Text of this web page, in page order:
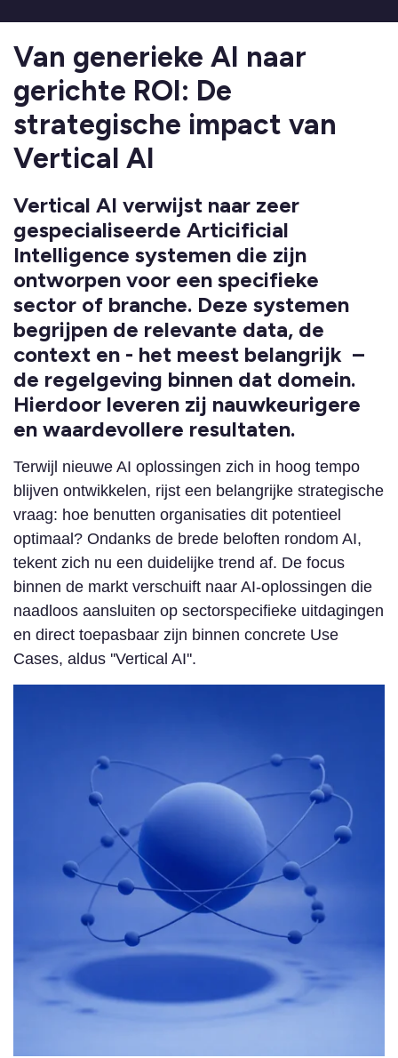
Van generieke AI naar
gerichte ROI: De
strategische impact van
Vertical AI
Vertical AI verwijst naar zeer
gespecialiseerde Articificial
Intelligence systemen die zijn
ontworpen voor een specifieke
sector of branche. Deze systemen
begrijpen de relevante data, de
context en - het meest belangrijk –
de regelgeving binnen dat domein.
Hierdoor leveren zij nauwkeurigere
en waardevollere resultaten.
Terwijl nieuwe AI oplossingen zich in hoog tempo
blijven ontwikkelen, rijst een belangrijke strategische
vraag: hoe benutten organisaties dit potentieel
optimaal? Ondanks de brede beloften rondom AI,
tekent zich nu een duidelijke trend af. De focus
binnen de markt verschuift naar AI-oplossingen die
naadloos aansluiten op sectorspecifieke uitdagingen
en direct toepasbaar zijn binnen concrete Use
Cases, aldus ''Vertical AI''.